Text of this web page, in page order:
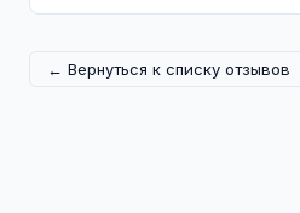
← Вернуться к списку отзывов